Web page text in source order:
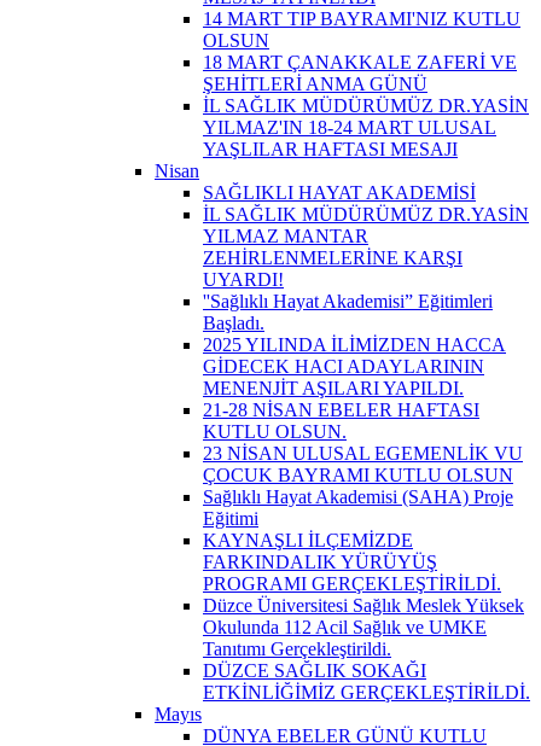
14 MART TIP BAYRAMI'NIZ KUTLU
OLSUN
18 MART ÇANAKKALE ZAFERİ VE
ŞEHİTLERİ ANMA GÜNÜ
İL SAĞLIK MÜDÜRÜMÜZ DR.YASİN
YILMAZ'IN 18-24 MART ULUSAL
YAŞLILAR HAFTASI MESAJI
Nisan
SAĞLIKLI HAYAT AKADEMİSİ
İL SAĞLIK MÜDÜRÜMÜZ DR.YASİN
YILMAZ MANTAR
ZEHİRLENMELERİNE KARŞI
UYARDI!
''Sağlıklı Hayat Akademisi” Eğitimleri
Başladı.
2025 YILINDA İLİMİZDEN HACCA
GİDECEK HACI ADAYLARININ
MENENJİT AŞILARI YAPILDI.
21-28 NİSAN EBELER HAFTASI
KUTLU OLSUN.
23 NİSAN ULUSAL EGEMENLİK VU
ÇOCUK BAYRAMI KUTLU OLSUN
Sağlıklı Hayat Akademisi (SAHA) Proje
Eğitimi
KAYNAŞLI İLÇEMİZDE
FARKINDALIK YÜRÜYÜŞ
PROGRAMI GERÇEKLEŞTİRİLDİ.
Düzce Üniversitesi Sağlık Meslek Yüksek
Okulunda 112 Acil Sağlık ve UMKE
Tanıtımı Gerçekleştirildi.
DÜZCE SAĞLIK SOKAĞI
ETKİNLİĞİMİZ GERÇEKLEŞTİRİLDİ.
Mayıs
DÜNYA EBELER GÜNÜ KUTLU